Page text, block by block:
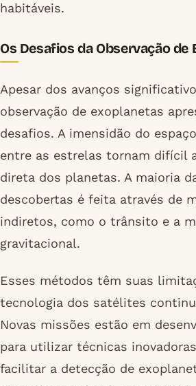
habitáveis.
Os Desafios da Observação de
Apesar dos avanços
observação de exoplanetas
desafios. A imensidão do
entre as estrelas tornam difícil
direta dos planetas. A maioria
descobertas é feita através de
indiretos, como o trânsito e a
gravitacional.
Esses métodos têm suas
tecnologia dos satélites
Novas missões estão em
para utilizar técnicas
facilitar a detecção de